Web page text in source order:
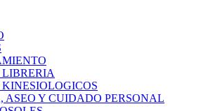
ASEO Y CUIDADO PERSONAL